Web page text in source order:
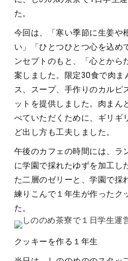
た。
今回は、「寒い季節に生姜や
い」「ひとつひとつ心を込め
ンセプトのもと、「心とから
案しました。限定30食で肉ま
ス、スープ、手作りのカルピ
ットを提供しました。肉まん
べていただくために、ギリギ
ど出し方も工夫しました。
午後のカフェの時間には、ラ
に学園で採れたゆずを加工し
た二層のゼリーと、学園で採
練りこんで１年生が作ったク
た。
クッキーを作る１年生